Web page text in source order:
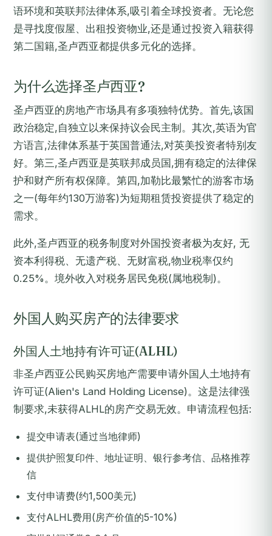
语环境和英联邦法律体系,吸引着全球投资者。无论您
是寻找度假屋、出租投资物业,还是通过投资入籍获得
第二国籍,圣卢西亚都提供多元化的选择。
为什么选择圣卢西亚?
圣卢西亚的房地产市场具有多项独特优势。首先,该国
政治稳定,自独立以来保持议会民主制。其次,英语为官
方语言,法律体系基于英国普通法,对英美投资者特别友
好。第三,圣卢西亚是英联邦成员国,拥有稳定的法律保
护和财产所有权保障。第四,加勒比最繁忙的游客市场
之一(每年约130万游客)为短期租赁投资提供了稳定的
需求。
此外,圣卢西亚的税务制度对外国投资者极为友好, 无
资本利得税、无遗产税、无财富税,物业税率仅约
0.25%。境外收入对税务居民免税(属地税制)。
外国人购买房产的法律要求
外国人土地持有许可证(ALHL)
非圣卢西亚公民购买房地产需要申请外国人土地持有
许可证(Alien's Land Holding License)。这是法律强
制要求,未获得ALHL的房产交易无效。申请流程包括:
提交申请表(通过当地律师)
提供护照复印件、地址证明、银行参考信、品格推荐
信
支付申请费(约1,500美元)
支付ALHL费用(房产价值的5-10%)